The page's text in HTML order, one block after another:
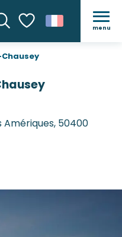
Voir les favoris
menu
Amériques, 50400